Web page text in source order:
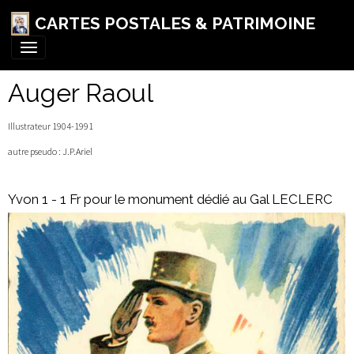
CARTES POSTALES & PATRIMOINE
Auger Raoul
Illustrateur 1904-1991
autre pseudo : J.P.Ariel
Yvon 1 - 1 Fr pour le monument dédié au Gal LECLERC